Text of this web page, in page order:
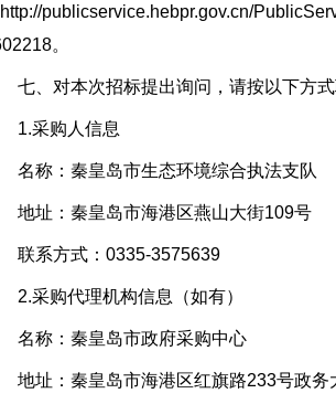
http://publicservice.hebpr.gov.cn/
。
、对本次招标提出询问，请按以下方式
采购人信息
称：秦皇岛市生态环境综合执法支队
址：秦皇岛市海港区燕山大街109号
系方式：0335-3575639
采购代理机构信息（如有）
称：秦皇岛市政府采购中心
址：秦皇岛市海港区红旗路233号政务